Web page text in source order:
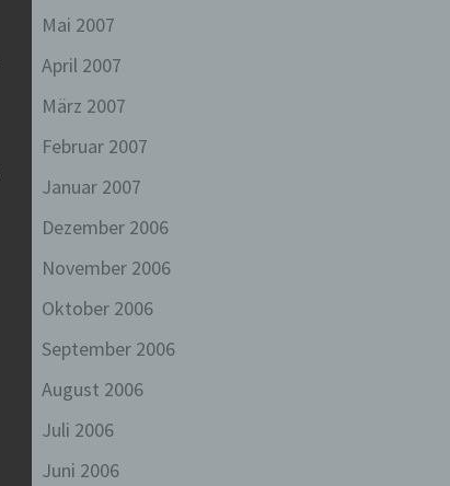
Mai 2007
April 2007
März 2007
Februar 2007
Januar 2007
Dezember 2006
November 2006
Oktober 2006
September 2006
August 2006
Juli 2006
Juni 2006